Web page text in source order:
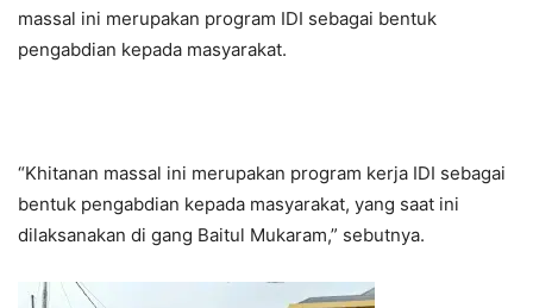
massal ini merupakan program IDI sebagai bentuk
pengabdian kepada masyarakat.
“Khitanan massal ini merupakan program kerja IDI sebagai
bentuk pengabdian kepada masyarakat, yang saat ini
dilaksanakan di gang Baitul Mukaram,” sebutnya.